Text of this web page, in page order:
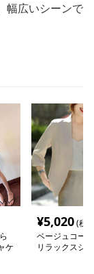
幅広いシーンで
ケ
¥5,020(税
ベージュコー
リラックスジ